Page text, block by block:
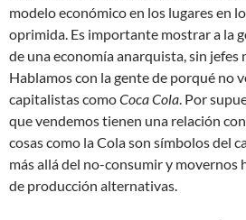
modelo económico en los lugares en
oprimida. Es importante mostrar a la
de una economía anarquista, sin
Hablamos con la gente de porqué no
capitalistas comoCoca Cola. Por
que vendemos tienen una relación
cosas como la Cola son símbolos del
más allá del no-consumir y movernos
de producción alternativas.